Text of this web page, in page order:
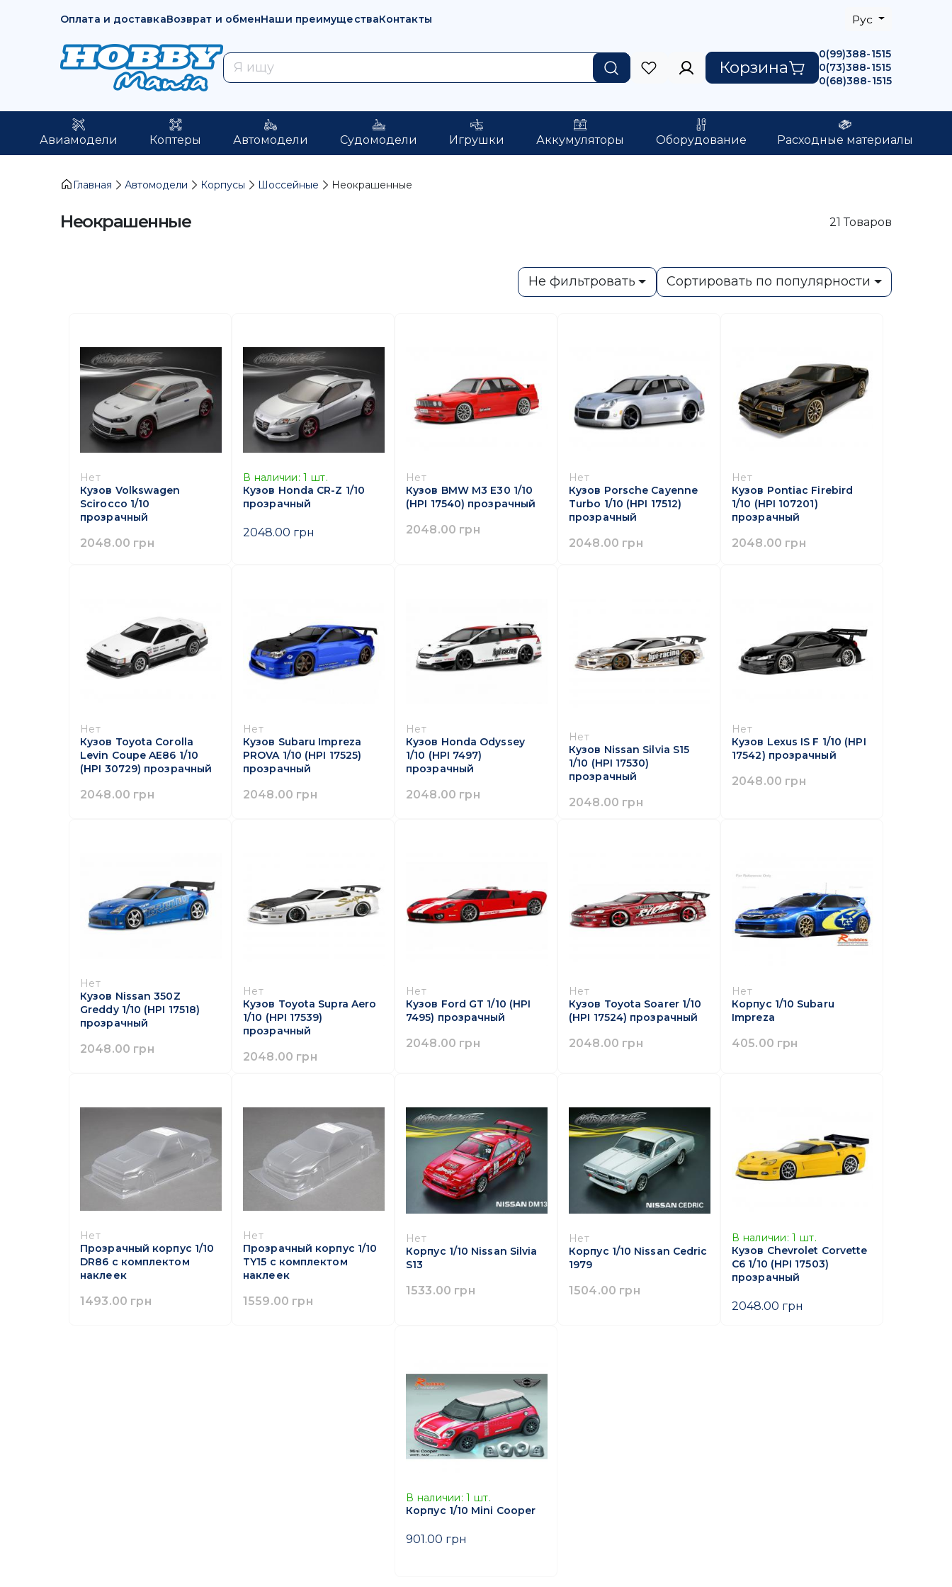
Оплата и доставкаВозврат и обменНаши преимуществаКонтакты Рус
Корзина
0(99)388-1515
0(73)388-1515
0(68)388-1515
Авиамодели Коптеры Автомодели Судомодели Игрушки Аккумуляторы Оборудование Расходные материалы
Главная Автомодели Корпусы Шоссейные Неокрашенные
Неокрашенные 21 Товаров
Не фильтровать Сортировать по популярности
Нет
Кузов Volkswagen
Scirocco 1/10
прозрачный
2048.00 грн
В наличии: 1 шт.
Кузов Honda CR-Z 1/10
прозрачный
2048.00 грн
Нет
Кузов BMW M3 E30 1/10
(HPI 17540) прозрачный
2048.00 грн
Нет
Кузов Porsche Cayenne
Turbo 1/10 (HPI 17512)
прозрачный
2048.00 грн
Нет
Кузов Pontiac Firebird
1/10 (HPI 107201)
прозрачный
2048.00 грн
Нет
Кузов Toyota Corolla
Levin Coupe AE86 1/10
(HPI 30729) прозрачный
2048.00 грн
Нет
Кузов Subaru Impreza
PROVA 1/10 (HPI 17525)
прозрачный
2048.00 грн
Нет
Кузов Honda Odyssey
1/10 (HPI 7497)
прозрачный
2048.00 грн
Нет
Кузов Nissan Silvia S15
1/10 (HPI 17530)
прозрачный
2048.00 грн
Нет
Кузов Lexus IS F 1/10 (HPI
17542) прозрачный
2048.00 грн
Нет
Кузов Nissan 350Z
Greddy 1/10 (HPI 17518)
прозрачный
2048.00 грн
Нет
Кузов Toyota Supra Aero
1/10 (HPI 17539)
прозрачный
2048.00 грн
Нет
Кузов Ford GT 1/10 (HPI
7495) прозрачный
2048.00 грн
Нет
Кузов Toyota Soarer 1/10
(HPI 17524) прозрачный
2048.00 грн
Нет
Корпус 1/10 Subaru
Impreza
405.00 грн
Нет
Прозрачный корпус 1/10
DR86 с комплектом
наклеек
1493.00 грн
Нет
Прозрачный корпус 1/10
TY15 с комплектом
наклеек
1559.00 грн
Нет
Корпус 1/10 Nissan Silvia
S13
1533.00 грн
Нет
Корпус 1/10 Nissan Cedric
1979
1504.00 грн
В наличии: 1 шт.
Кузов Chevrolet Corvette
C6 1/10 (HPI 17503)
прозрачный
2048.00 грн
В наличии: 1 шт.
Корпус 1/10 Mini Cooper
901.00 грн